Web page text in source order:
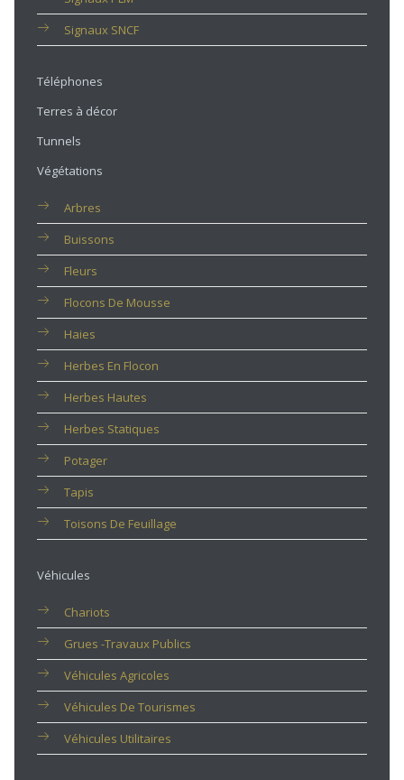
Signaux SNCF
Téléphones
Terres à décor
Tunnels
Végétations
Arbres
Buissons
Fleurs
Flocons De Mousse
Haies
Herbes En Flocon
Herbes Hautes
Herbes Statiques
Potager
Tapis
Toisons De Feuillage
Véhicules
Chariots
Grues -travaux Publics
Véhicules Agricoles
Véhicules De Tourismes
Véhicules Utilitaires